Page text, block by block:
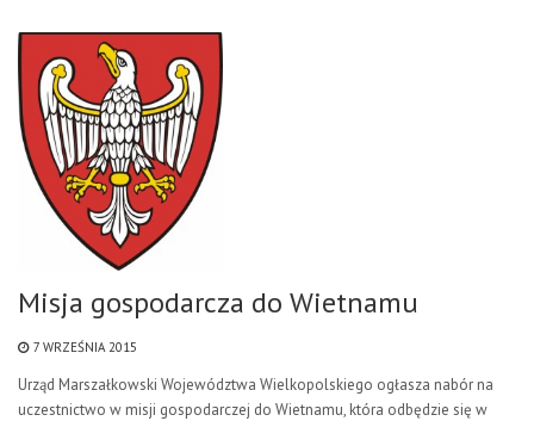
Misja gospodarcza do Wietnamu
7 WRZEŚNIA 2015
Urząd Marszałkowski Województwa Wielkopolskiego ogłasza nabór na
uczestnictwo w misji gospodarczej do Wietnamu, która odbędzie się w